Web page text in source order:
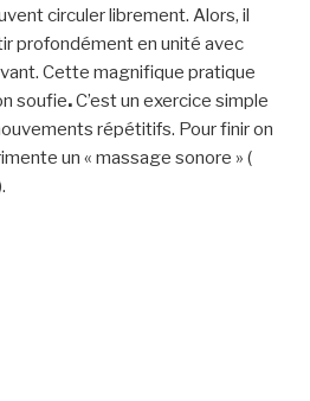
circuler librement. Alors, il
profondément en unité avec
Cette magnifique pratique
soufie.C’est un exercice simple
répétitifs. Pour finir on
un « massage sonore » (